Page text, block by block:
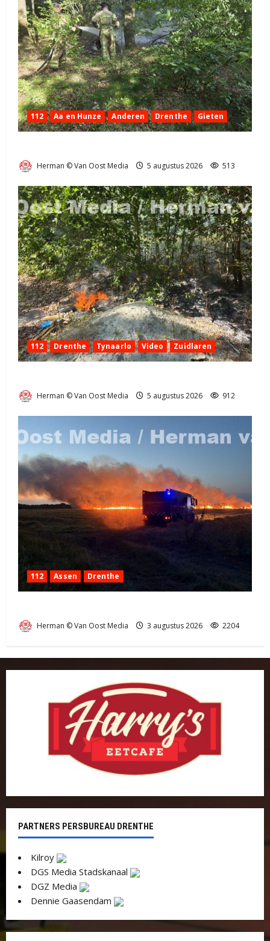
112 Aa en Hunze Anderen Drenthe Gieten
Herman © Van Oost Media 5 augustus 2026 513
112 Drenthe Tynaarlo Video Zuidlaren
Herman © Van Oost Media 5 augustus 2026 912
112 Assen Drenthe
Herman © Van Oost Media 3 augustus 2026 2204
PARTNERS PERSBUREAU DRENTHE
Kilroy
DGS Media Stadskanaal
DGZ Media
Dennie Gaasendam